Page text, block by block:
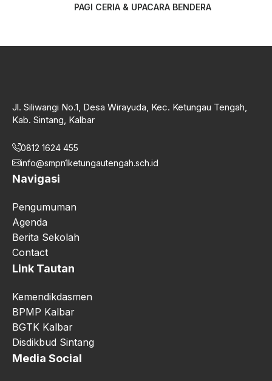
PAGI CERIA & UPACARA BENDERA
Jl. Siliwangi No.1, Desa Wirayuda, Kec. Ketungau Tengah,
Kab. Sintang, Kalbar
0812 1624 455
info@smpn1ketungautengah.sch.id
Navigasi
Pengumuman
Agenda
Berita Sekolah
Contact
Link Tautan
Kemendikdasmen
BPMP Kalbar
BGTK Kalbar
Disdikbud Sintang
Media Social